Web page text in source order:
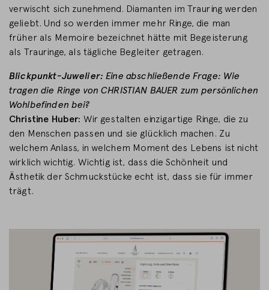
verwischt sich zunehmend. Diamanten im Trauring werden
geliebt. Und so werden immer mehr Ringe, die man
früher als Memoire bezeichnet hätte mit Begeisterung
als Trauringe, als tägliche Begleiter getragen.
Blickpunkt-Juwelier: Eine abschließende Frage: Wie
tragen die Ringe von CHRISTIAN BAUER zum persönlichen
Wohlbefinden bei?
Christine Huber: Wir gestalten einzigartige Ringe, die zu
den Menschen passen und sie glücklich machen. Zu
welchem Anlass, in welchem Moment des Lebens ist nicht
wirklich wichtig. Wichtig ist, dass die Schönheit und
Ästhetik der Schmuckstücke echt ist, dass sie für immer
trägt.